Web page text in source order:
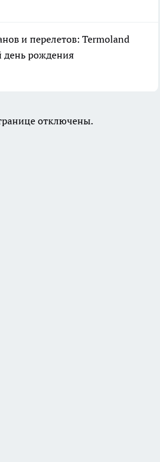
и перелетов: Termoland
день рождения
отключены.